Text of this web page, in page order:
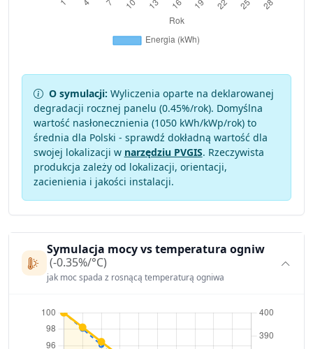
O symulacji: Wyliczenia oparte na deklarowanej
degradacji rocznej panelu (0.45%/rok). Domyślna
wartość nasłonecznienia (1050 kWh/kWp/rok) to
średnia dla Polski - sprawdź dokładną wartość dla
swojej lokalizacji w narzędziu PVGIS. Rzeczywista
produkcja zależy od lokalizacji, orientacji,
zacienienia i jakości instalacji.
Symulacja mocy vs temperatura ogniw
(-0.35%/°C)
jak moc spada z rosnącą temperaturą ogniwa